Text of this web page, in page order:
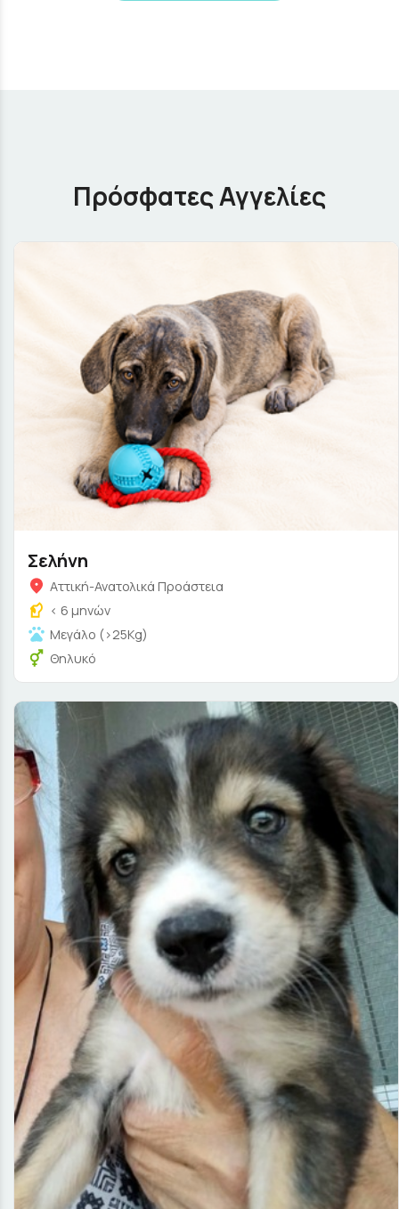
Πρόσφατες Αγγελίες
Σελήνη
Αττική-Ανατολικά Προάστεια
< 6 μηνών
Μεγάλο (>25Kg)
Θηλυκό